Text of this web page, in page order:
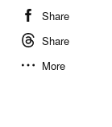
Share
Share
More